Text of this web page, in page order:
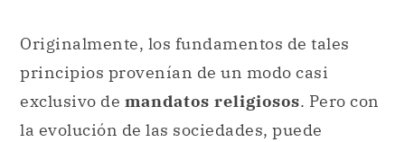
Originalmente, los fundamentos de tales
principios provenían de un modo casi
exclusivo de mandatos religiosos. Pero con
la evolución de las sociedades, puede